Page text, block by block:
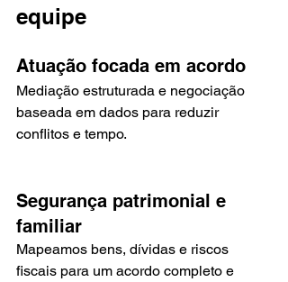
equipe
Atuação focada em acordo
Mediação estruturada e negociação
baseada em dados para reduzir
conflitos e tempo.
Segurança patrimonial e
familiar
Mapeamos bens, dívidas e riscos
fiscais para um acordo completo e